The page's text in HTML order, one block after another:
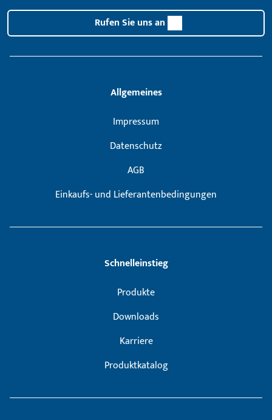
Rufen Sie uns an
Allgemeines
Impressum
Datenschutz
AGB
Einkaufs- und Lieferantenbedingungen
Schnelleinstieg
Produkte
Downloads
Karriere
Produktkatalog